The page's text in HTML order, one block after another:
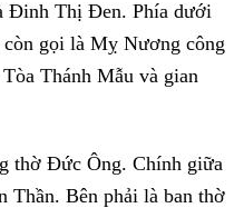
Đinh Thị Đen. Phía dưới
gọi là Mỵ Nương công
Thánh Mẫu và gian
thờ Đức Ông. Chính giữa
Thần. Bên phải là ban thờ